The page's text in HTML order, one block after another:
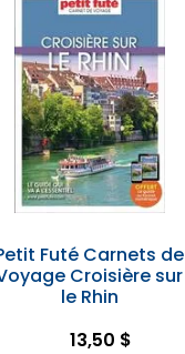
Futé Carnets de
Croisière sur
le Rhin
13,50 $